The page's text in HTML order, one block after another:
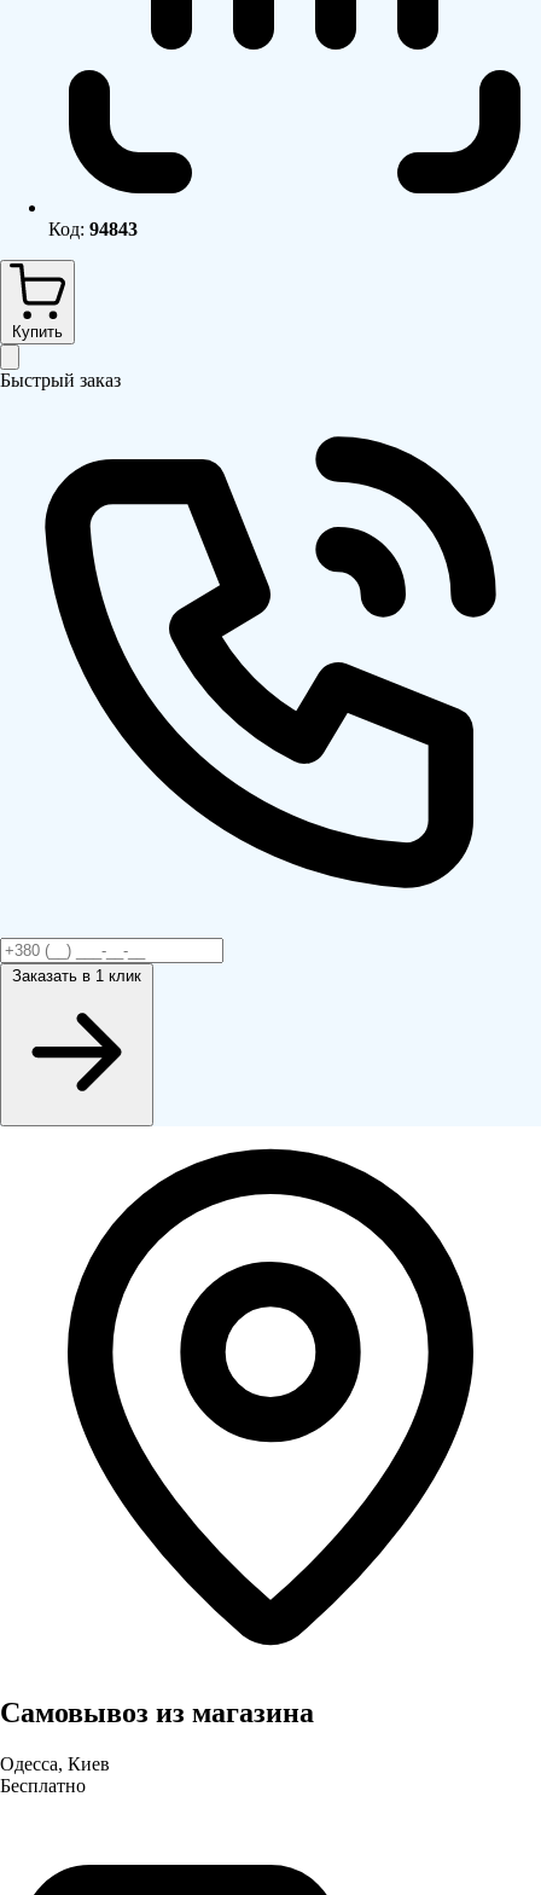
Код: 94843
Купить
Быстрый заказ
Заказать в 1 клик
Самовывоз из магазина
Одесса, Киев
Бесплатно